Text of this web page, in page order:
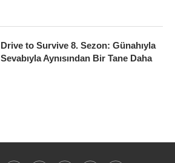
Drive to Survive 8. Sezon: Günahıyla
Sevabıyla Aynısından Bir Tane Daha